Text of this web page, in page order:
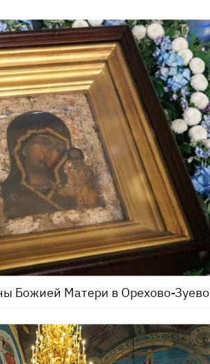
Божией Матери в Орехово-Зуево